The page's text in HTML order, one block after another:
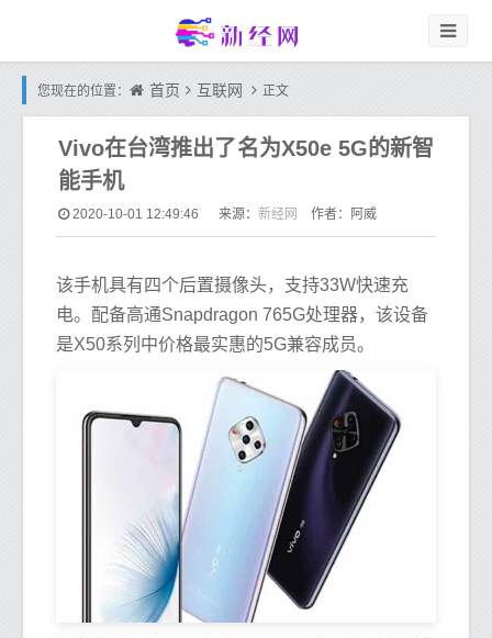
您现在的位置： 首页 互联网 正文
Vivo在台湾推出了名为X50e 5G的新智
能手机
2020-10-01 12:49:46 来源： 新经网 作者：阿威
该手机具有四个后置摄像头，支持33W快速充
电。配备高通Snapdragon 765G处理器，该设备
是X50系列中价格最实惠的5G兼容成员。